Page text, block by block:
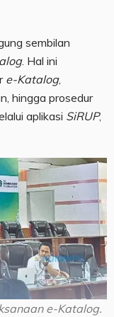
sembilan
. Hal ini
e-Katalog,
hingga prosedur
aplikasi SiRUP,
e-Katalog.